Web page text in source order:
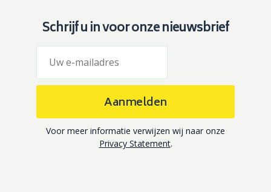
Schrijf u in voor onze nieuwsbrief
Aanmelden
Voor meer informatie verwijzen wij naar onze
Privacy Statement.